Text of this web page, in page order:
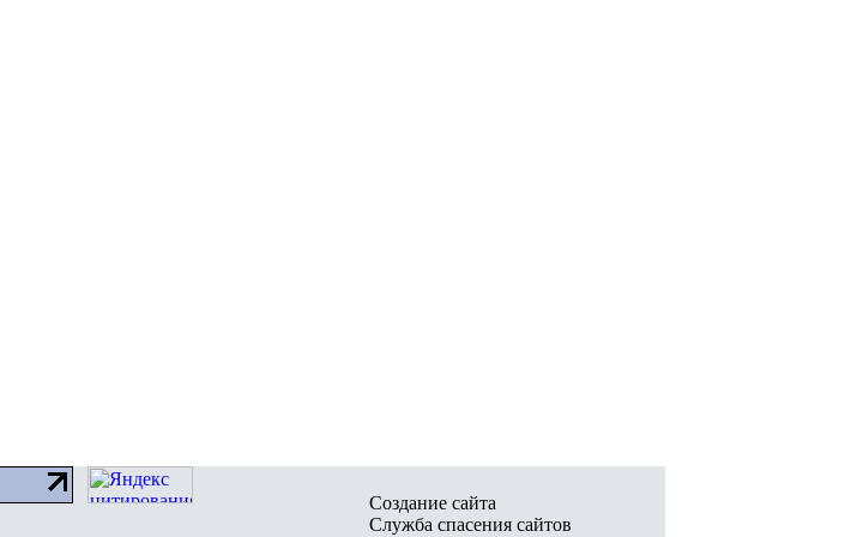
Создание сайта
Служба спасения сайтов